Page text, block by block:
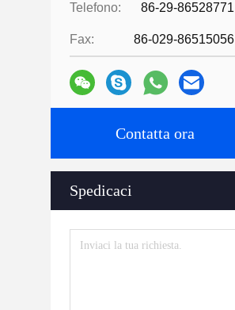
Telefono: 86-29-86528771
Fax: 86-029-86515056
Contatta ora
Spedicaci